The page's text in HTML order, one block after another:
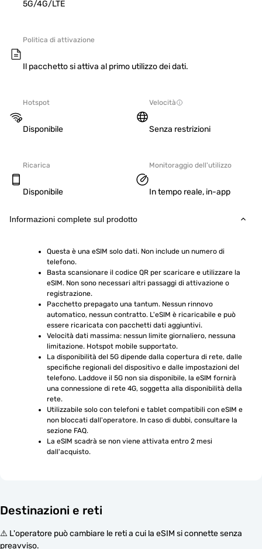
5G/4G/LTE
Politica di attivazione
Il pacchetto si attiva al primo utilizzo dei dati.
Hotspot
Disponibile
Velocità
Senza restrizioni
Ricarica
Disponibile
Monitoraggio dell'utilizzo
In tempo reale, in-app
Informazioni complete sul prodotto
Questa è una eSIM solo dati. Non include un numero di
telefono.
Basta scansionare il codice QR per scaricare e utilizzare la
eSIM. Non sono necessari altri passaggi di attivazione o
registrazione.
Pacchetto prepagato una tantum. Nessun rinnovo
automatico, nessun contratto. L'eSIM è ricaricabile e può
essere ricaricata con pacchetti dati aggiuntivi.
Velocità dati massima: nessun limite giornaliero, nessuna
limitazione. Hotspot mobile supportato.
La disponibilità del 5G dipende dalla copertura di rete, dalle
specifiche regionali del dispositivo e dalle impostazioni del
telefono. Laddove il 5G non sia disponibile, la eSIM fornirà
una connessione di rete 4G, soggetta alla disponibilità della
rete.
Utilizzabile solo con telefoni e tablet compatibili con eSIM e
non bloccati dall'operatore. In caso di dubbi, consultare la
sezione FAQ.
La eSIM scadrà se non viene attivata entro 2 mesi
dall'acquisto.
Destinazioni e reti
⚠️ L'operatore può cambiare le reti a cui la eSIM si connette senza
preavviso.